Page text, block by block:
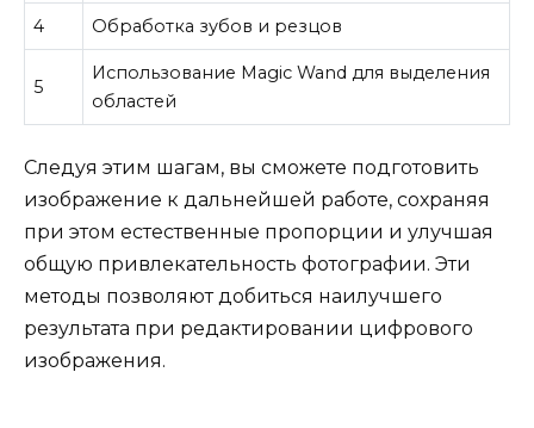
4 Обработка зубов и резцов
5
Использование Magic Wand для выделения
областей
Следуя этим шагам, вы сможете подготовить
изображение к дальнейшей работе, сохраняя
при этом естественные пропорции и улучшая
общую привлекательность фотографии. Эти
методы позволяют добиться наилучшего
результата при редактировании цифрового
изображения.